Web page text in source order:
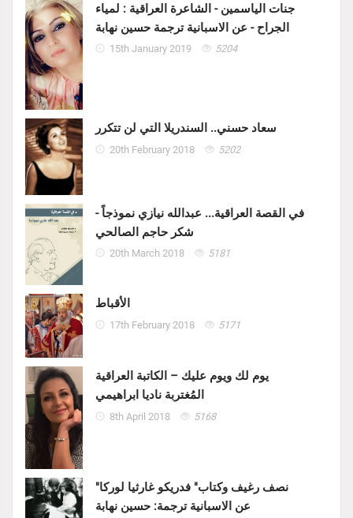
جنات الياسمين - الشاعرة العراقية : لمياء
الجراح - عن الاسبانية ترجمة حسين نهابة
15th January 2019 5204
سعاد حسني.. السندريلا التي لن تتكرر
20th February 2018 5202
في القصة العراقية... عبدالله نيازي نموذجاً -
شكر حاجم الصالحي
20th March 2018 5181
الأقباط
17th February 2018 5171
يوم لك ويوم عليك – الكاتبة العراقية
المُغتربة ناديا ابراهيمي
8th April 2018 5168
"نصف رغيف وكتاب" فدريكو غارثيا لوركا
عن الاسبانية ترجمة: حسين نهابة